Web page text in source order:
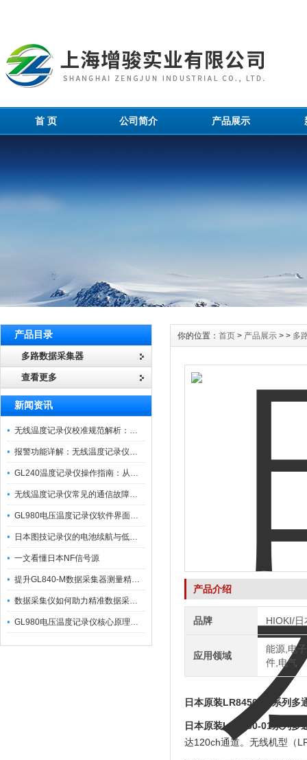
首 页 公司简介 产品展示
产品目录
多路数据采集器
查看更多
新闻资讯
无线温度记录仪校准规范解析：从多点比对到不确定度评定的实操流程
报警功能详解：无线温度记录仪的阈值设定与通知机制
GL240温度记录仪操作指南：从开箱、接线到数据导出的标准化流程
无线温度记录仪常见的通信故障诊断与排除指南
GL980电压温度记录仪软件界面功能与使用技巧
日本图技记录仪的电池续航与低功耗模式适用场景分析
一文看懂日本NF信号源
提升GL840-M数据采集器测量精度的操作秘籍
数据采集仪如何助力精准数据采集与分析？​
GL980电压温度记录仪核心原理及行业应用
你的位置： 首页 > 产品展示 > > 多
产品介绍
品牌 HIOKI/日
应用领域
能源,电
件,电气
日本原装LR8450-01系列多
日本原装LR8450-01系列多
达120ch通道。无线机型（